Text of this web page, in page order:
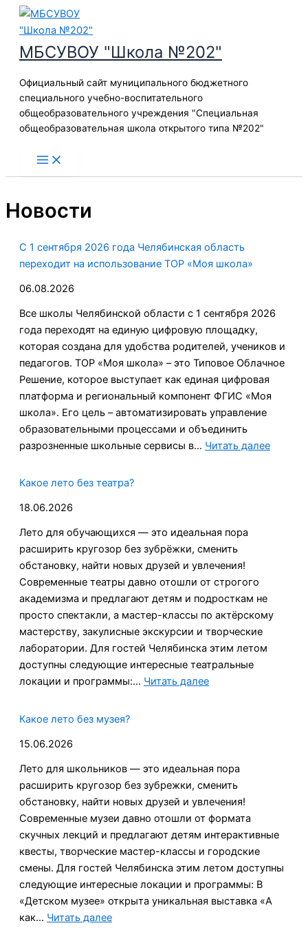
Перейти
содержимому
МБСУВОУ "Школа №202"
Официальный сайт муниципального бюджетного
специального учебно-воспитательного
общеобразовательного учреждения "Специальная
общеобразовательная школа открытого типа №202"
Новости
С 1 сентября 2026 года Челябинская область
переходит на использование ТОР «Моя школа»
06.08.2026
Все школы Челябинской области с 1 сентября 2026
года переходят на единую цифровую площадку,
которая создана для удобства родителей, учеников и
педагогов. ТОР «Моя школа» – это Типовое Облачное
Решение, которое выступает как единая цифровая
платформа и региональный компонент ФГИС «Моя
школа». Его цель – автоматизировать управление
образовательными процессами и объединить
разрозненные школьные сервисы в… Читать далее:
Какое лето без театра?
18.06.2026
Лето для обучающихся — это идеальная пора
расширить кругозор без зубрёжки, сменить
обстановку, найти новых друзей и увлечения!
Современные театры давно отошли от строгого
академизма и предлагают детям и подросткам не
просто спектакли, а мастер-классы по актёрскому
мастерству, закулисные экскурсии и творческие
лаборатории. Для гостей Челябинска этим летом
доступны следующие интересные театральные
локации и программы:… Читать далее:
Какое лето без музея?
15.06.2026
Лето для школьников — это идеальная пора
расширить кругозор без зубрежки, сменить
обстановку, найти новых друзей и увлечения!
Современные музеи давно отошли от формата
скучных лекций и предлагают детям интерактивные
квесты, творческие мастер-классы и городские
смены. Для гостей Челябинска этим летом доступны
следующие интересные локации и программы: В
«Детском музее» открыта уникальная выставка «А
как… Читать далее: